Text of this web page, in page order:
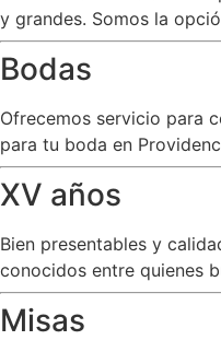
y grandes. Somos la
Bodas
Ofrecemos servicio para
para tu boda en
XV años
Bien presentables y
conocidos entre quienes
Misas